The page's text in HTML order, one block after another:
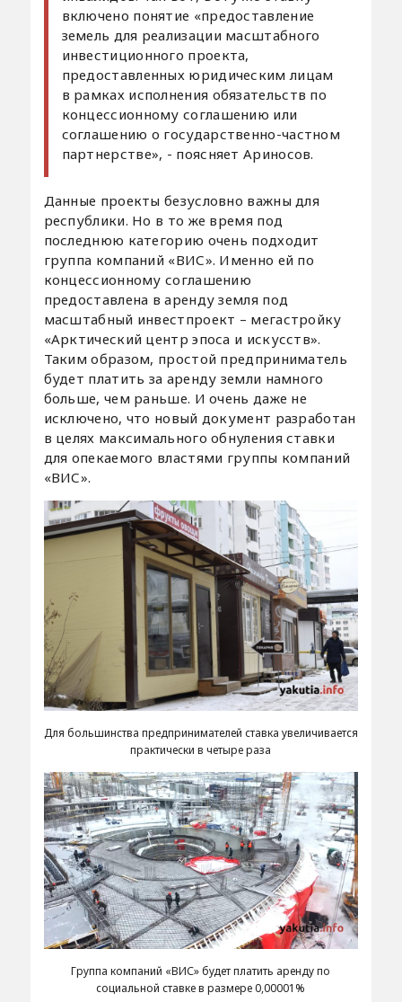
включено понятие «предоставление
земель для реализации масштабного
инвестиционного проекта,
предоставленных юридическим лицам
в рамках исполнения обязательств по
концессионному соглашению или
соглашению о государственно-частном
партнерстве», - поясняет Ариносов.
Данные проекты безусловно важны для
республики. Но в то же время под
последнюю категорию очень подходит
группа компаний «ВИС». Именно ей по
концессионному соглашению
предоставлена в аренду земля под
масштабный инвестпроект – мегастройку
«Арктический центр эпоса и искусств».
Таким образом, простой предприниматель
будет платить за аренду земли намного
больше, чем раньше. И очень даже не
исключено, что новый документ разработан
в целях максимального обнуления ставки
для опекаемого властями группы компаний
«ВИС».
Для большинства предпринимателей ставка увеличивается
практически в четыре раза
Группа компаний «ВИС» будет платить аренду по
социальной ставке в размере 0,00001%